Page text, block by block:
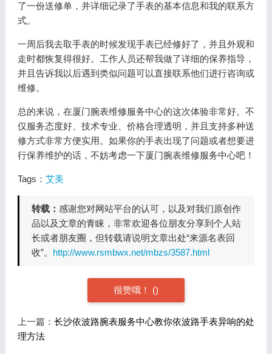
了一份送修单，并详细记录了手表的基本信息和我的联系方
式。
一周后我去取手表的时候发现手表已经修好了，并且外观和
走时都恢复得很好。工作人员还帮我做了详细的保养指导，
并且告诉我以后遇到类似问题可以直接联系他们进行咨询或
维修。
总的来说，在厦门腕表维修服务中心的这次体验非常好。不
仅服务态度好、技术专业、价格合理透明，并且支持多种送
修方式非常方便实用。如果你的手表出现了问题或者想要进
行保养维护的话，不妨考虑一下厦门腕表维修服务中心吧！
Tags： 艾美
转载： 感谢您对网站平台的认可，以及对我们原创作
品以及文章的青睐，非常欢迎各位朋友分享到个人站
长或者朋友圈，但转载请说明文章出处“来源名表回
收”。 http://www.rsmbwx.net/mbzs/3587.html
很赞哦！ ()
上一篇： 长沙依波路腕表服务中心教你依波路手表异响的处
理方法